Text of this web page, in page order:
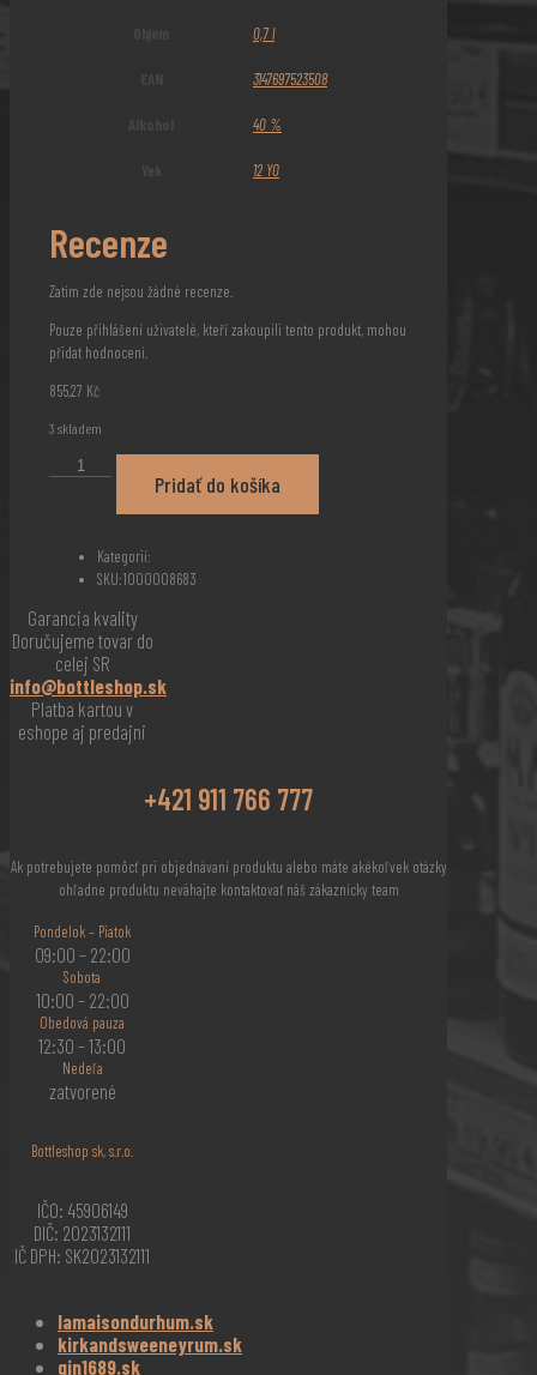
0,7 l
3147697523508
40 %
12 YO
Recenze
Zatím zde nejsou žádné recenze.
Pouze přihlášení uživatelé, kteří zakoupili tento produkt, mohou
přidat hodnocení.
855,27 Kč
3 skladem
množství
Pridať do košíka
Kategorií:
SKU:1000008683
Garancia kvality
Doručujeme tovar do
celej SR
info@bottleshop.sk
Platba kartou v
eshope aj predajni
+421 911 766 777
Ak potrebujete pomôcť pri objednávaní produktu alebo máte akékoľvek otázky
ohľadne produktu neváhajte kontaktovať náš zákaznícky team
Pondelok – Piatok
09:00 – 22:00
Sobota
10:00 – 22:00
Obedová pauza
12:30 – 13:00
Nedeľa
zatvorené
Bottleshop sk, s.r.o.
IČO: 45906149
DIČ: 2023132111
IČ DPH: SK2023132111
lamaisondurhum.sk
kirkandsweeneyrum.sk
gin1689.sk